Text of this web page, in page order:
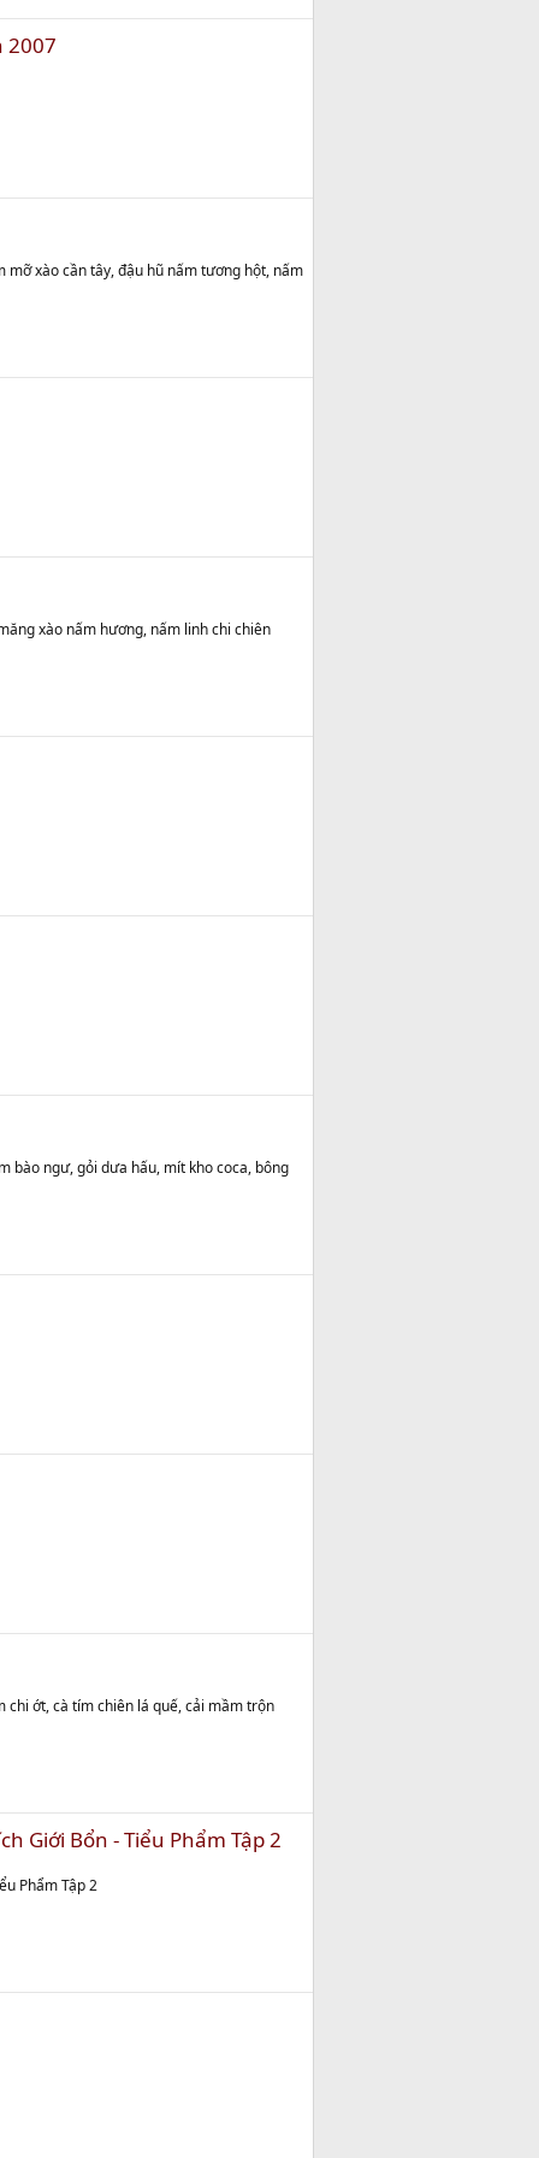
2007
mỡ xào cần tây, đậu hũ nấm tương hột, nấm
xào nấm hương, nấm linh chi chiên
bào ngư, gỏi dưa hấu, mít kho coca, bông
chi ớt, cà tím chiên lá quế, cải mầm trộn
Giới Bổn - Tiểu Phẩm Tập 2
Phẩm Tập 2